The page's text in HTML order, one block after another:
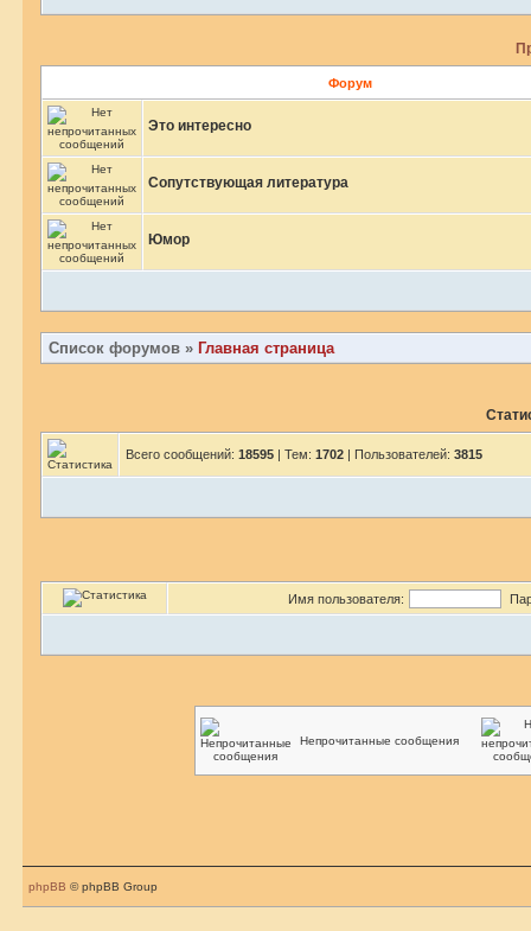
Форум
Это интересно
Сопутствующая литература
Юмор
Список форумов » Главная страница
Всего сообщений: 18595 | Тем: 1702 | Пользователей: 3815
Имя пользователя:
Непрочитанные сообщения
phpBB © phpBB Group